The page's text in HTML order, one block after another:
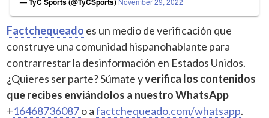
Factchequeado es un medio de verificación que
construye una comunidad hispanohablante para
contrarrestar la desinformación en Estados Unidos.
¿Quieres ser parte? Súmate yverifica los contenidos
que recibes enviándolos a nuestro WhatsApp
+16468736087o afactchequeado.com/whatsapp.